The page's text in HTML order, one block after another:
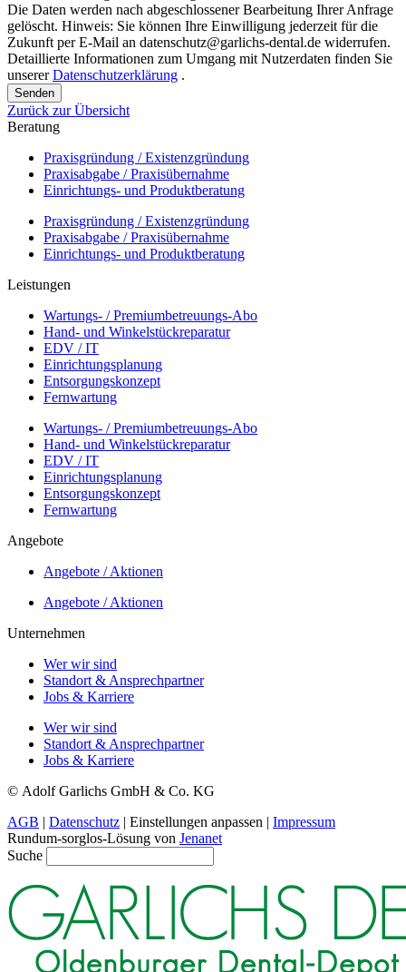
Die Daten werden nach abgeschlossener Bearbeitung Ihrer Anfrage
gelöscht. Hinweis: Sie können Ihre Einwilligung jederzeit für die
Zukunft per E-Mail an datenschutz@garlichs-dental.de widerrufen.
Detaillierte Informationen zum Umgang mit Nutzerdaten finden Sie
unsererDatenschutzerklärung .
Senden
Zurück zur Übersicht
Beratung
Praxisgründung / Existenzgründung
Praxisabgabe / Praxisübernahme
Einrichtungs- und Produktberatung
Praxisgründung / Existenzgründung
Praxisabgabe / Praxisübernahme
Einrichtungs- und Produktberatung
Leistungen
Wartungs- / Premiumbetreuungs-Abo
Hand- und Winkelstückreparatur
EDV / IT
Einrichtungsplanung
Entsorgungskonzept
Fernwartung
Wartungs- / Premiumbetreuungs-Abo
Hand- und Winkelstückreparatur
EDV / IT
Einrichtungsplanung
Entsorgungskonzept
Fernwartung
Angebote
Angebote / Aktionen
Angebote / Aktionen
Unternehmen
Wer wir sind
Standort & Ansprechpartner
Jobs & Karriere
Wer wir sind
Standort & Ansprechpartner
Jobs & Karriere
© Adolf Garlichs GmbH & Co. KG
AGB | Datenschutz | Einstellungen anpassen | Impressum
Rundum-sorglos-Lösung von Jenanet
Suche